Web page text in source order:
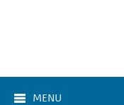
MENU